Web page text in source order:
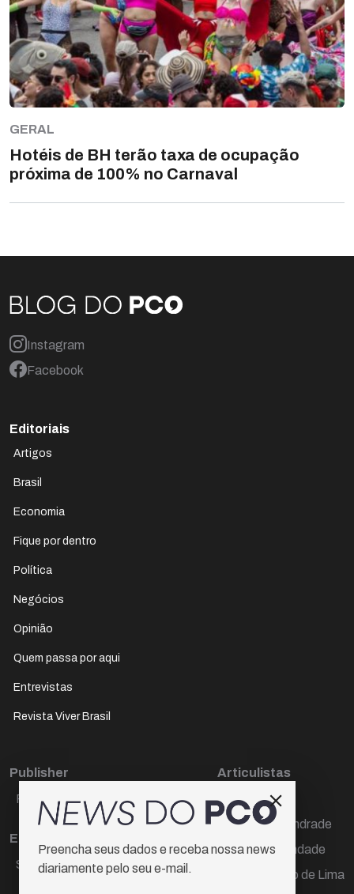
GERAL
Hotéis de BH terão taxa de ocupação
próxima de 100% no Carnaval
Instagram
Facebook
Editoriais
Artigos
Brasil
Economia
Fique por dentro
Política
Negócios
Opinião
Quem passa por aqui
Entrevistas
Revista Viver Brasil
Publisher
Paulo Cesar de Oliveira
Editora Chefe
Sueli Cotta
Articulistas
Décio Freire
Dr Marcos Andrade
Hamilton Trindade
Igor Carvalho de Lima
Preencha seus dados e receba nossa news
diariamente pelo seu e-mail.